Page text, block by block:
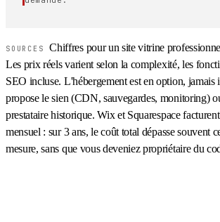
SOURCESChiffres pour un site vitrine
Les prix réels varient selon la complexité, les
SEO incluse. L'hébergement est en option, jamais
propose le sien (CDN, sauvegardes, monitoring)
prestataire historique. Wix et Squarespace
mensuel : sur 3 ans, le coût total dépasse souvent
mesure, sans que vous deveniez propriétaire du